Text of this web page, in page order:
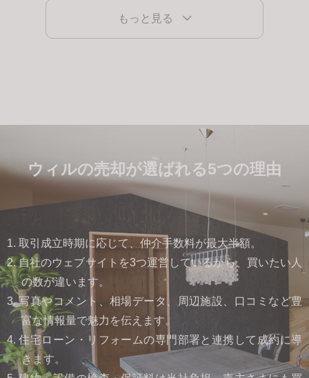
もっと見る
ウィルの売却が選ばれる5つの理由
1. 取引成立時期に応じて、仲介手数料が最大半額。
2. 自社のウェブサイトを3つ運営しているから、買いたい人
の数が違います。
3. 写真やコメント、相場データ、周辺施設、口コミなど豊
富な情報量で魅力を伝えます。
4. 住宅ローン・リフォームの専門部署と連携して成約に導
きます。